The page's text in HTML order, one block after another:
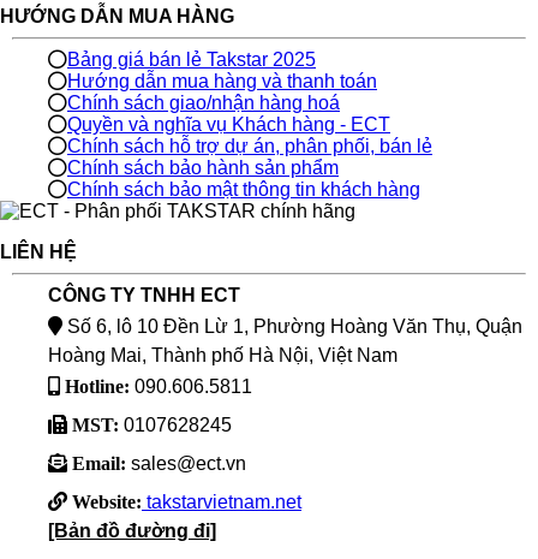
HƯỚNG DẪN MUA HÀNG
Bảng giá bán lẻ Takstar 2025
Hướng dẫn mua hàng và thanh toán
Chính sách giao/nhận hàng hoá
Quyền và nghĩa vụ Khách hàng - ECT
Chính sách hỗ trợ dự án, phân phối, bán lẻ
Chính sách bảo hành sản phẩm
Chính sách bảo mật thông tin khách hàng
LIÊN HỆ
CÔNG TY TNHH ECT
Số 6, lô 10 Đền Lừ 1, Phường Hoàng Văn Thụ, Quận
Hoàng Mai, Thành phố Hà Nội, Việt Nam
Hotline: 090.606.5811
MST: 0107628245
Email: sales@ect.vn
Website: takstarvietnam.net
[Bản đồ đường đi]